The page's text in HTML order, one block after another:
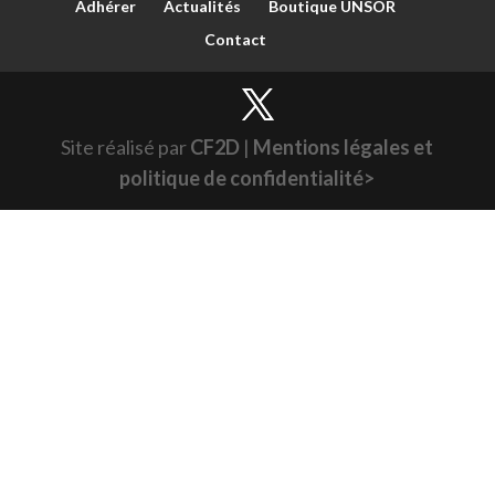
Adhérer Actualités
Boutique UNSOR
Contact
Site réalisé parCF2D | Mentions légales et
politique de confidentialité>